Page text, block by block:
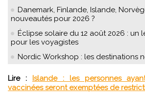
Danemark, Finlande, Islande,
nouveautés pour 2026 ?
Éclipse solaire du 12 août 2026 : un
pour les voyagistes
Nordic Workshop : les destinations
Lire :
Islande : les personnes
vaccinées seront exemptées de